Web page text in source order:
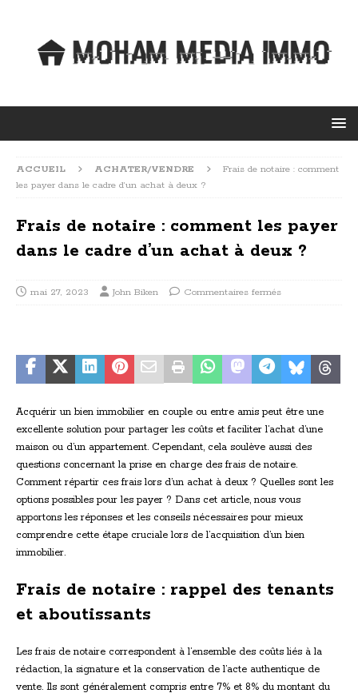
ACCUEIL ACHATER/VENDRE
Frais de notaire : comment
les payer dans le cadre d’un achat à deux ?
Frais de notaire : comment les payer
dans le cadre d’un achat à deux ?
mai 27, 2023 John Biken Commentaires fermés
Acquérir un bien immobilier en couple ou entre amis peut être une
excellente solution pour partager les coûts et faciliter l’achat d’une
maison ou d’un appartement. Cependant, cela soulève aussi des
questions concernant la prise en charge des frais de notaire.
Comment répartir ces frais lors d’un achat à deux ? Quelles sont les
options possibles pour les payer ? Dans cet article, nous vous
apportons les réponses et les conseils nécessaires pour mieux
comprendre cette étape cruciale lors de l’acquisition d’un bien
immobilier.
Frais de notaire : rappel des tenants
et aboutissants
Les frais de notaire correspondent à l’ensemble des coûts liés à la
rédaction, la signature et la conservation de l’acte authentique de
vente. Ils sont généralement compris entre 7% et 8% du montant du